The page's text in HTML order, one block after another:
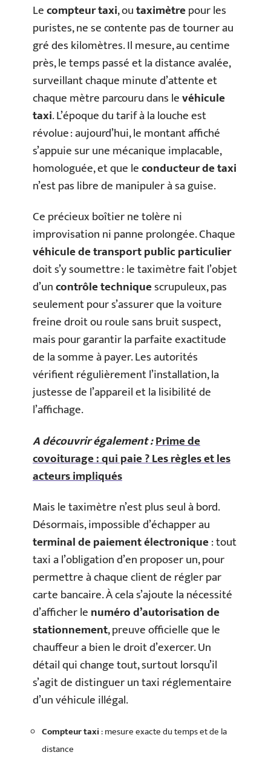
Lecompteur taxi, outaximètrepour les
puristes, ne se contente pas de tourner au
gré des kilomètres. Il mesure, au centime
près, le temps passé et la distance avalée,
surveillant chaque minute d’attente et
chaque mètre parcouru dans levéhicule
taxi. L’époque du tarif à la louche est
révolue : aujourd’hui, le montant affiché
s’appuie sur une mécanique implacable,
homologuée, et que leconducteur de taxi
n’est pas libre de manipuler à sa guise.
Ce précieux boîtier ne tolère ni
improvisation ni panne prolongée. Chaque
véhicule de transport public particulier
doit s’y soumettre : le taximètre fait l’objet
d’uncontrôle techniquescrupuleux, pas
seulement pour s’assurer que la voiture
freine droit ou roule sans bruit suspect,
mais pour garantir la parfaite exactitude
de la somme à payer. Les autorités
vérifient régulièrement l’installation, la
justesse de l’appareil et la lisibilité de
l’affichage.
A découvrir également :Prime de
covoiturage : qui paie ? Les règles et les
acteurs impliqués
Mais le taximètre n’est plus seul à bord.
Désormais, impossible d’échapper au
terminal de paiement électronique: tout
taxi a l’obligation d’en proposer un, pour
permettre à chaque client de régler par
carte bancaire. À cela s’ajoute la nécessité
d’afficher lenuméro d’autorisation de
stationnement, preuve officielle que le
chauffeur a bien le droit d’exercer. Un
détail qui change tout, surtout lorsqu’il
s’agit de distinguer un taxi réglementaire
d’un véhicule illégal.
Compteur taxi: mesure exacte du temps et de la
distance